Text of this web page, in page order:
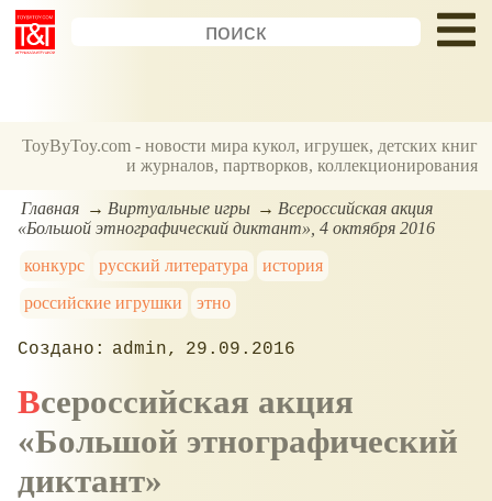
ToyByToy.com - новости мира кукол, игрушек, детских книг
и журналов, партворков, коллекционирования
Главная Виртуальные игры
Всероссийская акция
«Большой этнографический диктант», 4 октября 2016
конкурс
русский литература
история
российские игрушки
этно
admin 29.09.2016
Всероссийская акция
«Большой этнографический
диктант»